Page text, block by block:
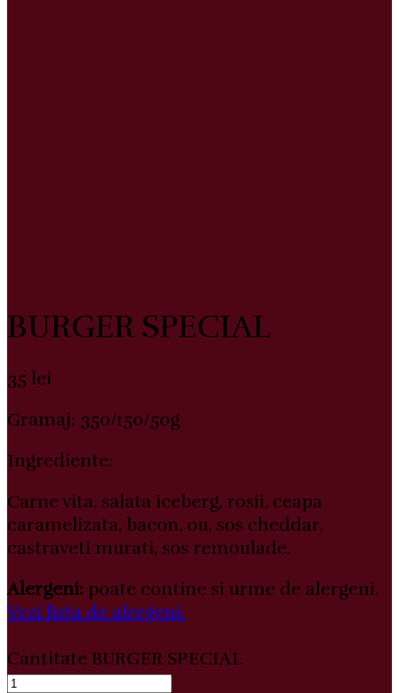
BURGER SPECIAL
35 lei
Gramaj: 350/150/50g
Ingrediente:
Carne vita, salata iceberg, rosii, ceapa
caramelizata, bacon, ou, sos cheddar,
castraveti murati, sos remoulade.
Alergeni: poate contine si urme de alergeni.
Vezi lista de alergeni.
Cantitate BURGER SPECIAL